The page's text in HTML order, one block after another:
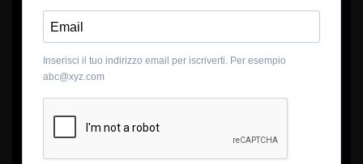
Inserisci il tuo indirizzo email per iscriverti. Per esempio
abc@xyz.com